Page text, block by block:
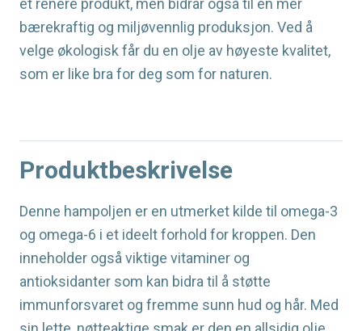
et renere produkt, men bidrar også til en mer
bærekraftig og miljøvennlig produksjon. Ved å
velge økologisk får du en olje av høyeste kvalitet,
som er like bra for deg som for naturen.
Produktbeskrivelse
Denne hampoljen er en utmerket kilde til omega-3
og omega-6 i et ideelt forhold for kroppen. Den
inneholder også viktige vitaminer og
antioksidanter som kan bidra til å støtte
immunforsvaret og fremme sunn hud og hår. Med